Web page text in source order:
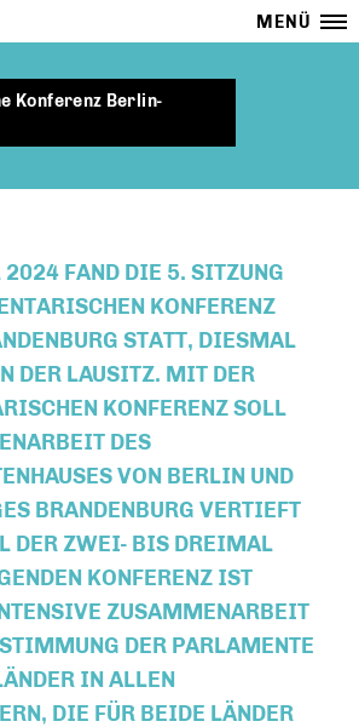
MENÜ
Konferenz Berlin-
FAND DIE 5. SITZUNG
KONFERENZ
STATT, DIESMAL
DER LAUSITZ. MIT DER
KONFERENZ SOLL
DES
VON BERLIN UND
BRANDENBURG VERTIEFT
DER ZWEI- BIS DREIMAL
KONFERENZ IST
ZUSAMMENARBEIT
DER PARLAMENTE
IN ALLEN
DIE FÜR BEIDE LÄNDER